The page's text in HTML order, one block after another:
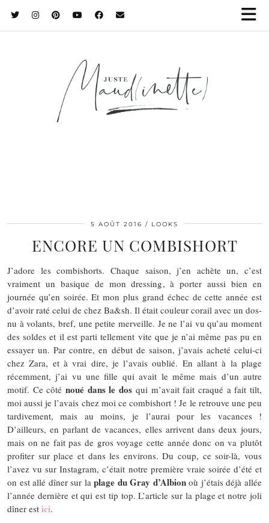
5 AOÛT 2016 LOOKS
ENCORE UN COMBISHORT
J’adore les combishorts. Chaque saison, j’en achète un, c’est
vraiment un basique de mon dressing, à porter aussi bien en
journée qu’en soirée. Et mon plus grand échec de cette année est
d’avoir raté celui de chez Ba&sh. Il était couleur corail avec un dos-
nu à volants, bref, une petite merveille. Je ne l’ai vu qu’au moment
des soldes et il est parti tellement vite que je n’ai même pas pu en
essayer un. Par contre, en début de saison, j’avais acheté celui-ci
chez Zara, et à vrai dire, je l’avais oublié. En allant à la plage
récemment, j’ai vu une fille qui avait le même mais d’un autre
motif. Ce côténoué dans le dos qui m’avait fait craqué a fait tilt,
moi aussi je l’avais chez moi ce combishort ! Je le retrouve une peu
tardivement, mais au moins, je l’aurai pour les vacances !
D’ailleurs, en parlant de vacances, elles arrivent dans deux jours,
mais on ne fait pas de gros voyage cette année donc on va plutôt
profiter sur place et dans les environs. Du coup, ce soir-là, vous
l’avez vu sur Instagram, c’était notre première vraie soirée d’été et
on est allé dîner sur laplage du Gray d’Albionoù j’étais déjà allée
l’année dernière et qui est tip top. L’article sur la plage et notre joli
dîner est ici.